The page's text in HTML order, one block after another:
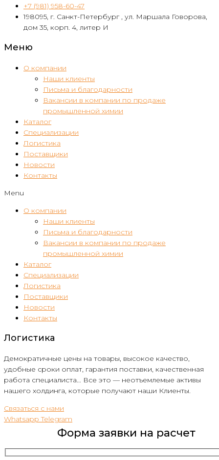
+7 (981) 958-60-47
198095, г. Санкт-Петербург , ул. Маршала Говорова,
дом 35, корп. 4, литер И
Меню
О компании
Наши клиенты
Письма и благодарности
Вакансии в компании по продаже
промышленной химии
Каталог
Специализации
Логистика
Поставщики
Новости
Контакты
Menu
О компании
Наши клиенты
Письма и благодарности
Вакансии в компании по продаже
промышленной химии
Каталог
Специализации
Логистика
Поставщики
Новости
Контакты
Логистика
Демократичные цены на товары, высокое качество,
удобные сроки оплат, гарантия поставки, качественная
работа специалиста… Все это — неотъемлемые активы
нашего холдинга, которые получают наши Клиенты.
Связаться с нами
Whatsapp Telegram
Форма заявки на расчет